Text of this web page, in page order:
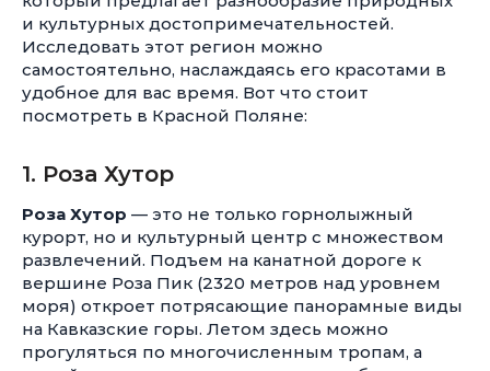
и культурных достопримечательностей.
Исследовать этот регион можно
самостоятельно, наслаждаясь его красотами в
удобное для вас время. Вот что стоит
посмотреть в Красной Поляне:
1. Роза Хутор
Роза Хутор — это не только горнолыжный
курорт, но и культурный центр с множеством
развлечений. Подъем на канатной дороге к
вершине Роза Пик (2320 метров над уровнем
моря) откроет потрясающие панорамные виды
на Кавказские горы. Летом здесь можно
прогуляться по многочисленным тропам, а